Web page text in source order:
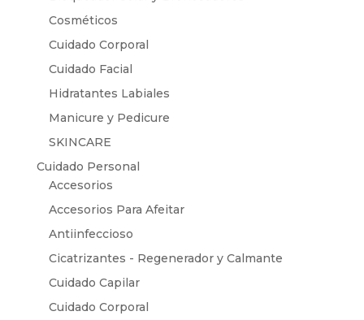
Cosméticos
Cuidado Corporal
Cuidado Facial
Hidratantes Labiales
Manicure y Pedicure
SKINCARE
Cuidado Personal
Accesorios
Accesorios Para Afeitar
Antiinfeccioso
Cicatrizantes - Regenerador y Calmante
Cuidado Capilar
Cuidado Corporal